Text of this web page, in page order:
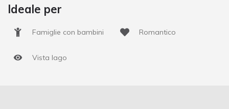
Ideale per
Famiglie con bambini Romantico
Vista lago